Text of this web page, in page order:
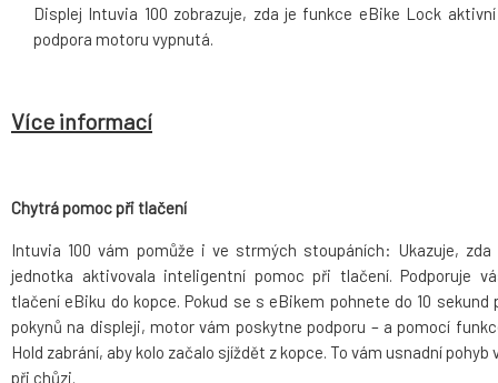
Displej Intuvia 100 zobrazuje, zda je funkce eBike Lock
podpora motoru vypnutá.
Více informací
Chytrá pomoc při tlačení
Intuvia 100 vám pomůže i ve strmých stoupáních: Ukazuje, zda
jednotka aktivovala inteligentní pomoc při tlačení. Podporuje
tlačení eBiku do kopce. Pokud se s eBikem pohnete do 10 sekund
pokynů na displeji, motor vám poskytne podporu – a pomocí
Hold zabrání, aby kolo začalo sjíždět z kopce. To vám usnadní pohyb
při chůzi.